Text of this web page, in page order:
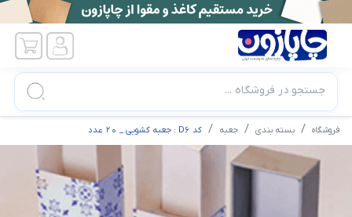
جستجو در فروشگاه ...
فروشگاه بسته بندی جعبه کد D6 : جعبه کشویی _ 20 عدد